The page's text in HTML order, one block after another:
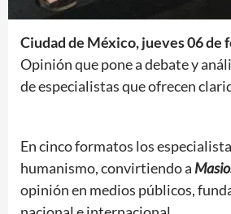
Ciudad de México, jueves 06 de
Opinión que pone a debate y
de especialistas que ofrecen
En cinco formatos los
humanismo, convirtiendo a
opinión en medios públicos,